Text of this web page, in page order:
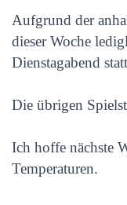
Aufgrund der
dieser Woche
Dienstagabend
Die übrigen
Ich hoffe nächste
Temperaturen.